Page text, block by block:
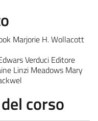
Marjorie H. Wollacott
Verduci Editore
Linzi Meadows Mary
corso